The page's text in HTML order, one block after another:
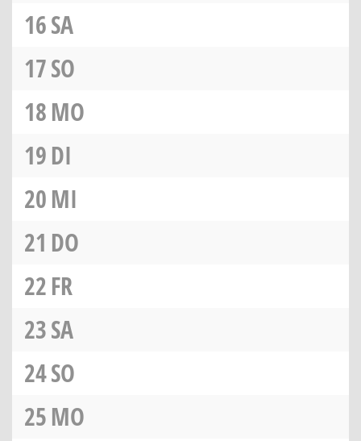
16SA
17SO
18MO
19DI
20MI
21 DO
22FR
23SA
24SO
25MO